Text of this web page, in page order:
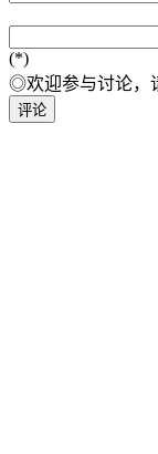
(*)
◎欢迎参与讨论，